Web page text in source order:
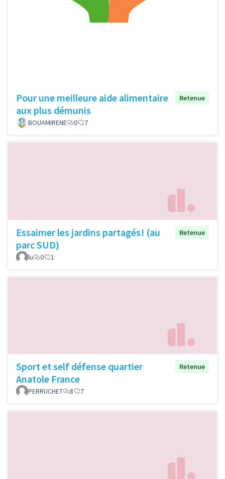
Pour une meilleure aide alimentaire
aux plus démunis
Retenue
BOUAMIRENE 0 7
Essaimer les jardins partagés! (au
parc SUD)
Retenue
lu 0 1
Sport et self défense quartier
Anatole France
Retenue
PERRUCHET 8 7